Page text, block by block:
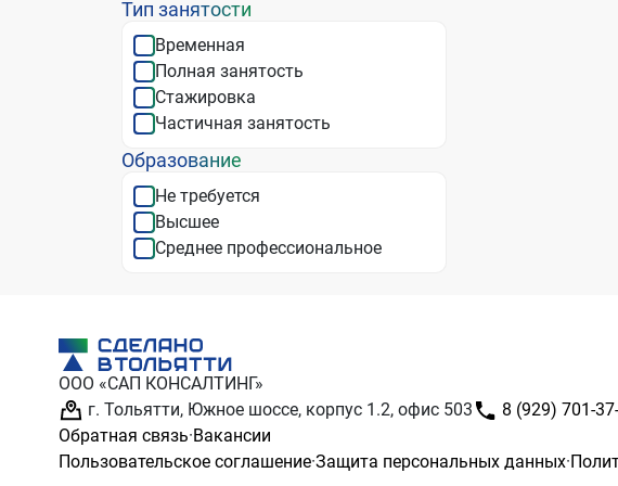
Тип занятости
Временная
Полная занятость
Стажировка
Частичная занятость
Образование
Не требуется
Высшее
Среднее профессиональное
ООО «САП КОНСАЛТИНГ»
г. Тольятти, Южное шоссе, корпус 1.2, офис 503
8 (929) 701-
Обратная связь·Вакансии
Пользовательское соглашение·Защита персональных данных·